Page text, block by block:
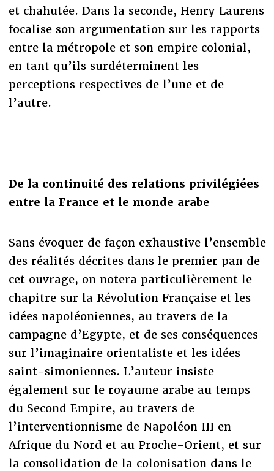
et chahutée. Dans la seconde, Henry Laurens
focalise son argumentation sur les rapports
entre la métropole et son empire colonial,
en tant qu’ils surdéterminent les
perceptions respectives de l’une et de
l’autre.
De la continuité des relations privilégiées
entre la France et le monde arabe
Sans évoquer de façon exhaustive l’ensemble
des réalités décrites dans le premier pan de
cet ouvrage, on notera particulièrement le
chapitre sur la Révolution Française et les
idées napoléoniennes, au travers de la
campagne d’Egypte, et de ses conséquences
sur l’imaginaire orientaliste et les idées
saint-simoniennes. L’auteur insiste
également sur le royaume arabe au temps
du Second Empire, au travers de
l’interventionnisme de Napoléon III en
Afrique du Nord et au Proche-Orient, et sur
la consolidation de la colonisation dans le